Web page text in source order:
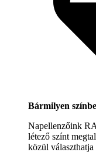
Bármilyen
Napellenzőink
létező színt
közül